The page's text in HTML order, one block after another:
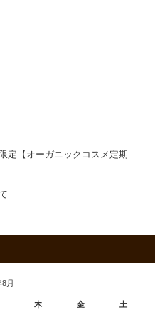
定【オーガニックコスメ定期
月
木 金 土